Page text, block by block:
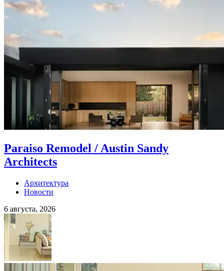
Paraiso Remodel / Austin Sandy
Architects
Архитектура
Новости
6 августа, 2026